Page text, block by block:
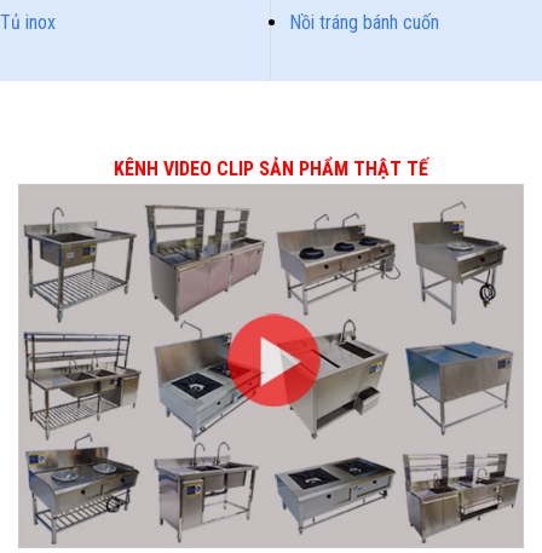
Tủ inox
Nồi tráng bánh cuốn
KÊNH VIDEO CLIP SẢN PHẨM THẬT TẾ